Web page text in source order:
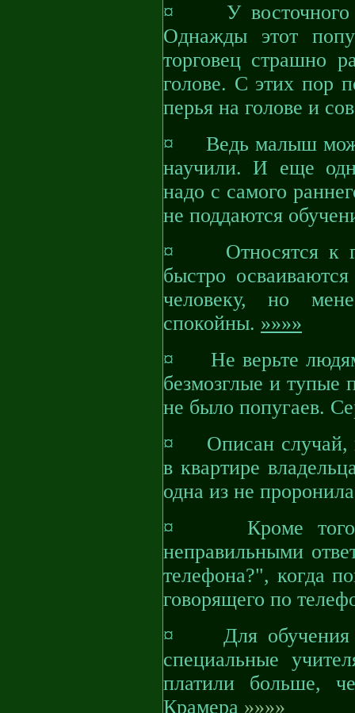
¤ У восточного
Однажды этот
торговец страшно
голове. С этих пор
перья на голове и
¤ Ведь малыш
научили. И еще
надо с самого
не поддаются
¤ Относятся к
быстро
человеку, но
спокойны. »»»»
¤ Не верьте людям,
безмозглые и тупые
не было попугаев.
¤ Описан случай,
в квартире
одна из не
¤ Кроме того, в
неправильными
телефона?", когда
говорящего по
¤ Для обучения
специальные
платили больше,
Крамера »»»»